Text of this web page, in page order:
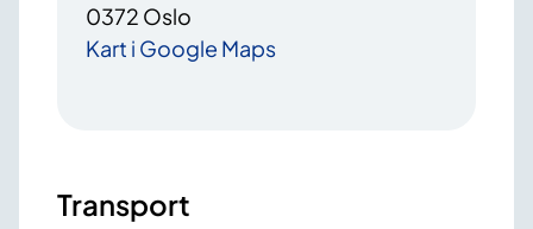
0372 Oslo
Kart i Google Maps
Transport